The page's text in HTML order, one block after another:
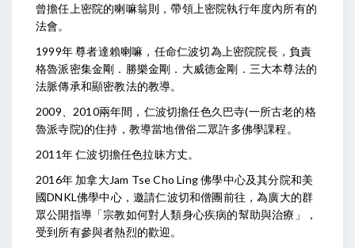
曾擔任上密院的喇嘛翁則，帶領上密院執行年度內所有的
法會。
1999年 尊者達賴喇嘛，任命仁波切為上密院院長，負責
格魯派密集金剛．勝樂金剛．大威德金剛．三大本尊法的
法脈傳承和顯密教法的教導。
2009、2010兩年間，仁波切擔任色久巴寺(一所古老的格
魯派寺院)的住持，教導當地僧俗二眾許多佛學課程。
2011年 仁波切擔任色拉昧方丈。
2016年 加拿大Jam Tse Cho Ling 佛學中心及其分院和美
國DNKL佛學中心，邀請仁波切和僧團前往，為廣大的群
眾公開指導「宗教如何對人類身心疾病的幫助與治療」，
受到所有參與者熱烈的歡迎。